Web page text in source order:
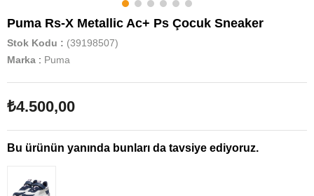
Puma Rs-X Metallic Ac+ Ps Çocuk Sneaker
Stok Kodu
(39198507)
Marka : Puma
₺4.500,00
Bu ürünün yanında bunları da tavsiye ediyoruz.